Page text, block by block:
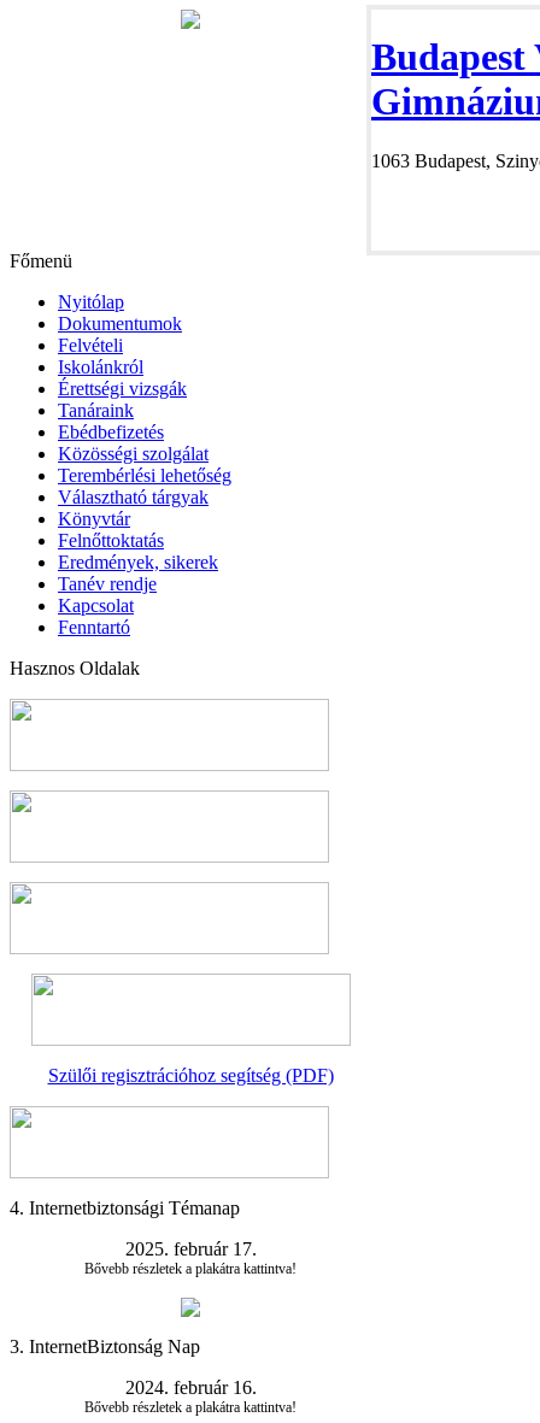
1063 Budapest,
Főmenü
Nyitólap
Dokumentumok
Felvételi
Iskolánkról
Érettségi vizsgák
Tanáraink
Ebédbefizetés
Közösségi szolgálat
Terembérlési lehetőség
Választható tárgyak
Könyvtár
Felnőttoktatás
Eredmények, sikerek
Tanév rendje
Kapcsolat
Fenntartó
Hasznos Oldalak
Szülői regisztrációhoz segítség (PDF)
4. Internetbiztonsági Témanap
2025. február 17.
Bővebb részletek a plakátra kattintva!
3. InternetBiztonság Nap
2024. február 16.
Bővebb részletek a plakátra kattintva!